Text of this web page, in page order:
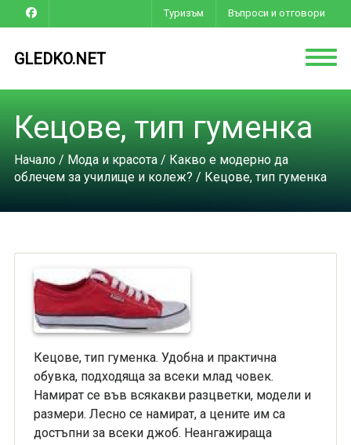
Туризъм Въпроси и отговори
GLEDKO.NET
Кецове, тип гуменка
Начало/ Мода и красота/ Какво е модерно да
облечем за училище и колеж? / Кецове, тип гуменка
Кецове, тип гуменка. Удобна и практична
обувка, подходяща за всеки млад човек.
Намират се във всякакви разцветки, модели и
размери. Лесно се намират, а цените им са
достъпни за всеки джоб. Неангажираща